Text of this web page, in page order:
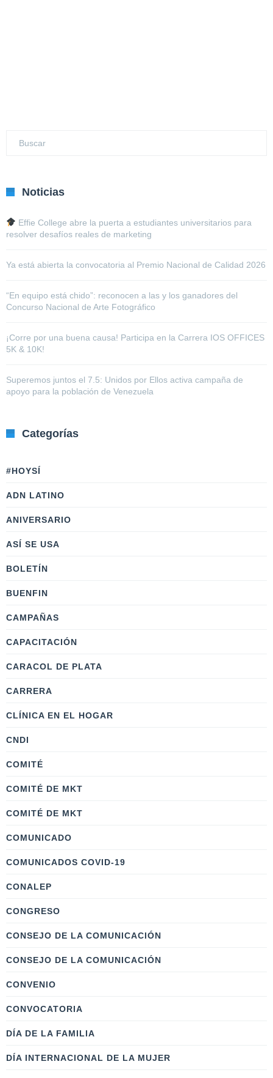
Noticias
Effie College abre la puerta a estudiantes universitarios para
resolver desafíos reales de marketing
Ya está abierta la convocatoria al Premio Nacional de Calidad 2026
“En equipo está chido”: reconocen a las y los ganadores del
Concurso Nacional de Arte Fotográfico
¡Corre por una buena causa! Participa en la Carrera IOS OFFICES
5K & 10K!
Superemos juntos el 7.5: Unidos por Ellos activa campaña de
apoyo para la población de Venezuela
Categorías
#HOYSÍ
ADN LATINO
ANIVERSARIO
ASÍ SE USA
BOLETÍN
BUENFIN
CAMPAÑAS
CAPACITACIÓN
CARACOL DE PLATA
CARRERA
CLÍNICA EN EL HOGAR
CNDI
COMITÉ
COMITÉ DE MKT
COMITÉ DE MKT
COMUNICADO
COMUNICADOS COVID-19
CONALEP
CONGRESO
CONSEJO DE LA COMUNICACIÓN
CONSEJO DE LA COMUNICACIÓN
CONVENIO
CONVOCATORIA
DÍA DE LA FAMILIA
DÍA INTERNACIONAL DE LA MUJER